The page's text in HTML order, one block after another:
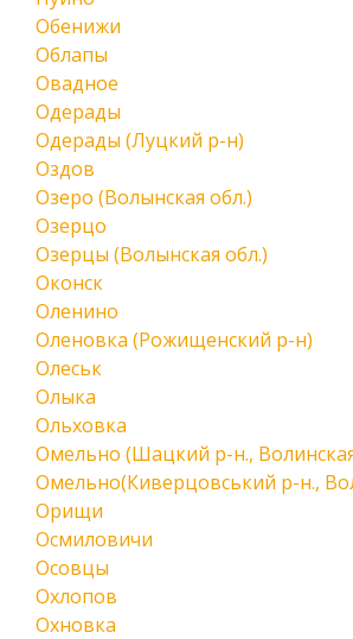
Обенижи
Облапы
Овадное
Одерады
Одерады (Луцкий р-н)
Оздов
Озеро (Волынская обл.)
Озерцо
Озерцы (Волынская обл.)
Оконск
Оленино
Оленовка (Рожищенский р-н)
Олеськ
Олыка
Ольховка
Омельно (Шацкий р-н.,
Омельно(Киверцовський р-н.,
Орищи
Осмиловичи
Осовцы
Охлопов
Охновка